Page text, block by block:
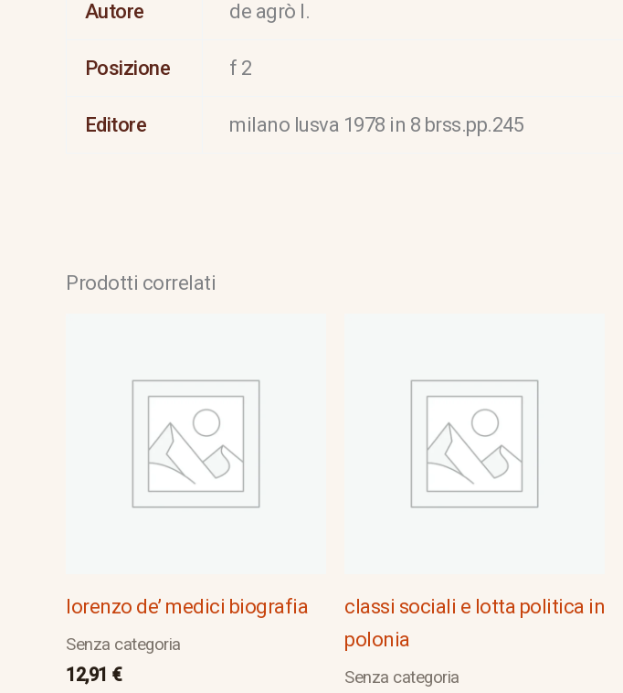
Autore de agrò l.
Posizione f 2
Editore milano lusva 1978 in 8 brss.pp.245
Prodotti correlati
lorenzo de’ medici biografia
Senza categoria
12,91 €
classi sociali e lotta politica in
polonia
Senza categoria